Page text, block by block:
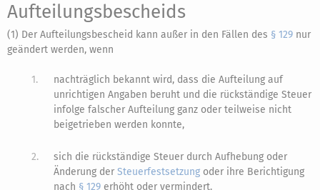
Aufteilungsbescheids
(1) Der Aufteilungsbescheid kann außer in den Fällen des § 129 nur
geändert werden, wenn
1.
nachträglich bekannt wird, dass die Aufteilung auf
unrichtigen Angaben beruht und die rückständige Steuer
infolge falscher Aufteilung ganz oder teilweise nicht
beigetrieben werden konnte,
2.
sich die rückständige Steuer durch Aufhebung oder
Änderung derSteuerfestsetzung oder ihre Berichtigung
nach § 129 erhöht oder vermindert.